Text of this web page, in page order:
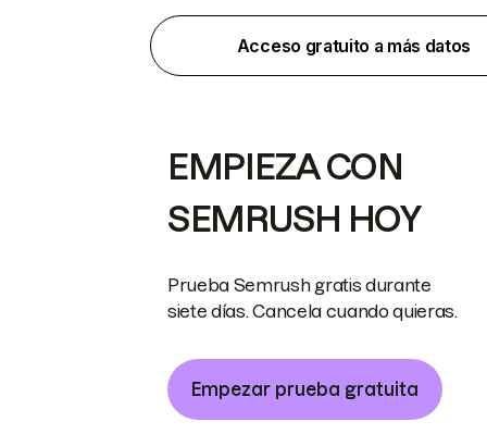
Acceso gratuito a más datos
EMPIEZA CON
SEMRUSH HOY
Prueba Semrush gratis durante
siete días. Cancela cuando quieras.
Empezar prueba gratuita